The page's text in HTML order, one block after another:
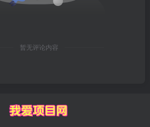
暂无评论内容